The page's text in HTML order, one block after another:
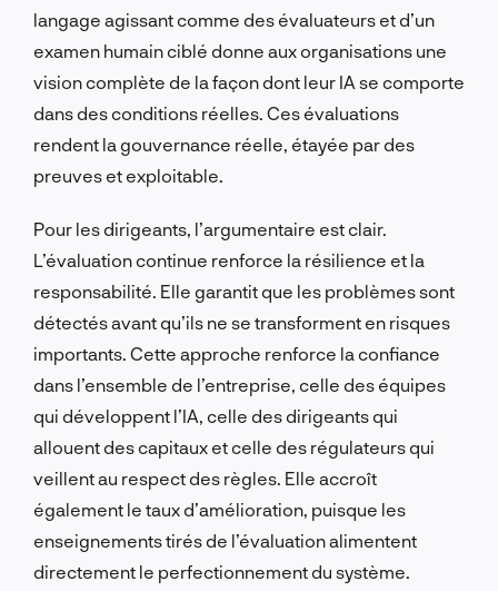
langage agissant comme des évaluateurs et d’un
examen humain ciblé donne aux organisations une
vision complète de la façon dont leur IA se comporte
dans des conditions réelles. Ces évaluations
rendent la gouvernance réelle, étayée par des
preuves et exploitable.
Pour les dirigeants, l’argumentaire est clair.
L’évaluation continue renforce la résilience et la
responsabilité. Elle garantit que les problèmes sont
détectés avant qu’ils ne se transforment en risques
importants. Cette approche renforce la confiance
dans l’ensemble de l’entreprise, celle des équipes
qui développent l’IA, celle des dirigeants qui
allouent des capitaux et celle des régulateurs qui
veillent au respect des règles. Elle accroît
également le taux d’amélioration, puisque les
enseignements tirés de l’évaluation alimentent
directement le perfectionnement du système.